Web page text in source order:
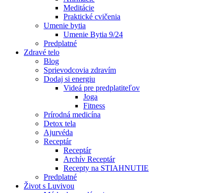
Meditácie
Praktické cvičenia
Umenie bytia
Umenie Bytia 9/24
Predplatné
Zdravé telo
Blog
Sprievodcovia zdravím
Dodaj si energiu
Videá pre predplatiteľov
Joga
Fitness
Prírodná medicína
Detox tela
Ajurvéda
Receptár
Receptár
Archív Receptár
Recepty na STIAHNUTIE
Predplatné
Život s Luvivou